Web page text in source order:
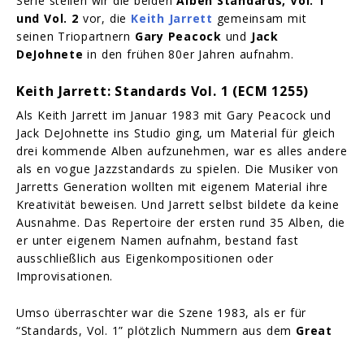
und Vol. 2 vor, die Keith Jarrett gemeinsam mit
seinen Triopartnern Gary Peacock und Jack
DeJohnete in den frühen 80er Jahren aufnahm.
Keith Jarrett: Standards Vol. 1 (ECM 1255)
Als Keith Jarrett im Januar 1983 mit Gary Peacock und
Jack DeJohnette ins Studio ging, um Material für gleich
drei kommende Alben aufzunehmen, war es alles andere
als en vogue Jazzstandards zu spielen. Die Musiker von
Jarretts Generation wollten mit eigenem Material ihre
Kreativität beweisen. Und Jarrett selbst bildete da keine
Ausnahme. Das Repertoire der ersten rund 35 Alben, die
er unter eigenem Namen aufnahm, bestand fast
ausschließlich aus Eigenkompositionen oder
Improvisationen.
Umso überraschter war die Szene 1983, als er für
“Standards, Vol. 1” plötzlich Nummern aus dem Great